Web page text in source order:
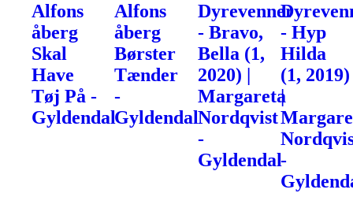
Alfons
åberg
Skal
Have
Tøj På -
Gyldendal
Alfons
åberg
Børster
Tænder
-
Gyldendal
Dyrevenner
- Bravo,
Bella (1,
2020) |
Margareta
Nordqvist
-
Gyldendal
- Hyp
Hilda
(1, 2019)
|
-